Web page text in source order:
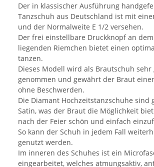
Der in klassischer Ausführung
Tanzschuh aus Deutschland ist mit
und der Normalweite E 1/2 versehen.
Der frei einstellbare Druckknopf an
liegenden Riemchen bietet einen
tanzen.
Dieses Modell wird als Brautschuh sehr
genommen und gewährt der Braut
ohne Beschwerden.
Die Diamant Hochzeitstanzschuhe sind
Satin, was der Braut die Möglichkeit
nach der Feier schön und einfach
So kann der Schuh in jedem Fall
genutzt werden.
Im inneren des Schuhes ist ein
eingearbeitet, welches atmungsaktiv,